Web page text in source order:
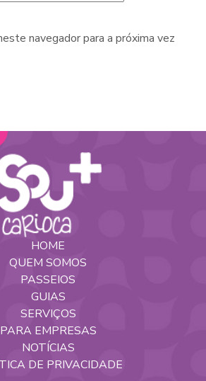
navegador para a próxima vez
HOME
QUEM SOMOS
PASSEIOS
GUIAS
SERVIÇOS
PARA EMPRESAS
NOTÍCIAS
DE PRIVACIDADE